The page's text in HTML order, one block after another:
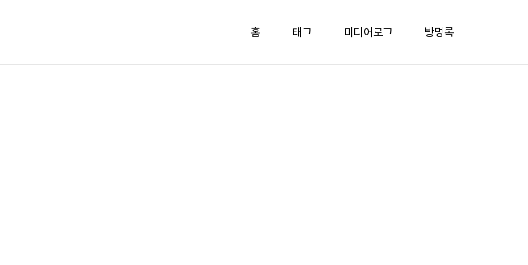
홈 태그 미디어로그 방명록